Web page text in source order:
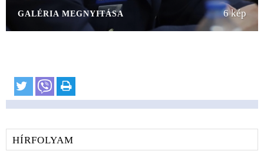
6 kép
GALÉRIA MEGNYITÁSA
HÍRFOLYAM